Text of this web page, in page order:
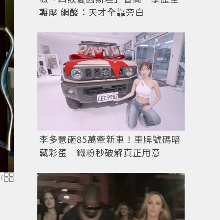
7 圖／達志影像
輾壓 網酸：天才全靠旁白
李多慧砸85萬牽新車！車牌號碼暗
藏彩蛋 鐵粉秒破解真正用意